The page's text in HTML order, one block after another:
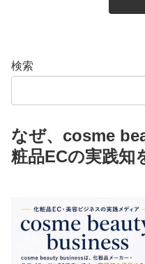
検索
なぜ、cosme
粧品ECの実践知